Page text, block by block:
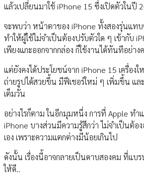
แล้วเปลี่ยนมาใช้ iPhone 15 ซึ่งเปิดตัวในปี
จะพบว่า หน้าตาของ iPhone ทั้งสองรุ่นแทบ
ทำให้ผู้ใช้ไม่จำเป็นต้องปรับตัวใด ๆ เข้ากับ
เพียงแกะออกจากกล่อง ก็ใช้งานได้ทันทีอย่าง
แต่ยังคงได้ประโยชน์จาก iPhone 15 เครื่อง
ถ่ายรูปได้สวยขึ้น มีฟีเชอร์ใหม่ ๆ เพิ่มขึ้น แล
เต็มวัน
อย่างไรก็ตาม ในอีกมุมหนึ่ง การที่ Apple ทำ
iPhone บางส่วนมีความรู้สึกว่า ไม่จำเป็นต้อ
เอง เพราะความแตกต่างมีน้อยเกินไป
ดังนั้น เรื่องนี้อาจกลายเป็นดาบสองคม ที่แบ
ให้ดี..